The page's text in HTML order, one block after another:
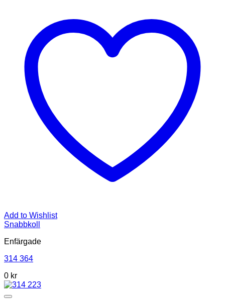
Add to Wishlist
Snabbkoll
Enfärgade
314 364
0 kr